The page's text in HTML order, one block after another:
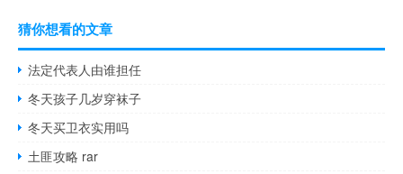
猜你想看的文章
法定代表人由谁担任
冬天孩子几岁穿袜子
冬天买卫衣实用吗
土匪攻略 rar